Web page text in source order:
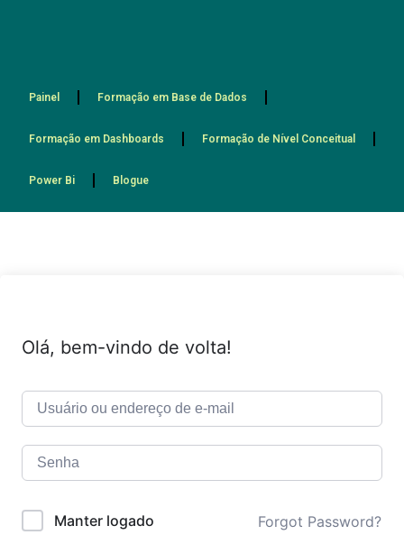
Painel Formação em Base de Dados
Formação em Dashboards Formação de Nível Conceitual
Power Bi Blogue
Olá, bem-vindo de volta!
Manter logado Forgot Password?